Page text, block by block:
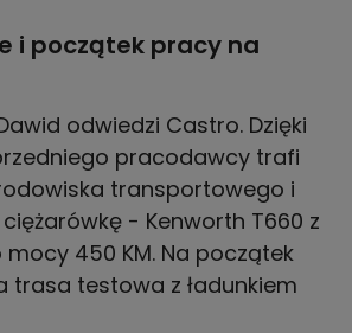
i początek pracy na
odwiedzi Castro. Dzięki
pracodawcy trafi
transportowego i
- Kenworth T660 z
mocy 450 KM. Na początek
trasa testowa z ładunkiem